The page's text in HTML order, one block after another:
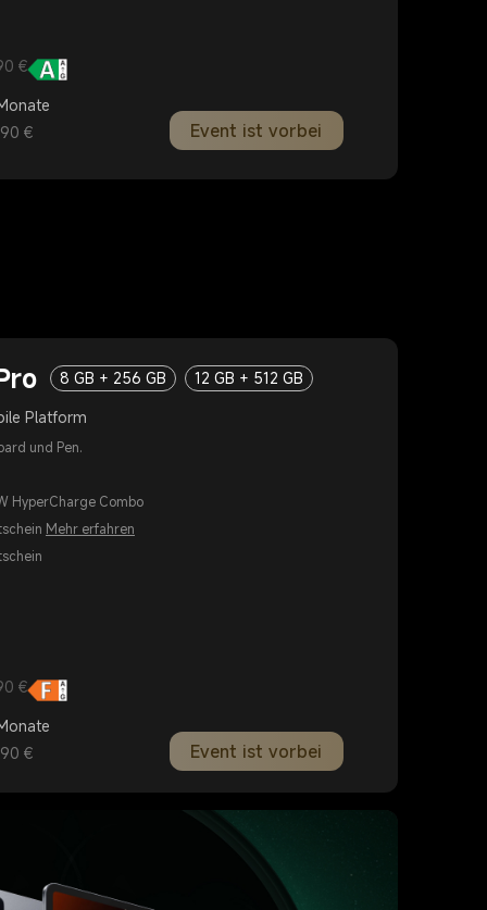
€
€
Event ist vorbei
8 GB + 256 GB
12 GB + 512 GB
Platform
und Pen.
HyperCharge Combo
Mehr erfahren
€
€
Event ist vorbei